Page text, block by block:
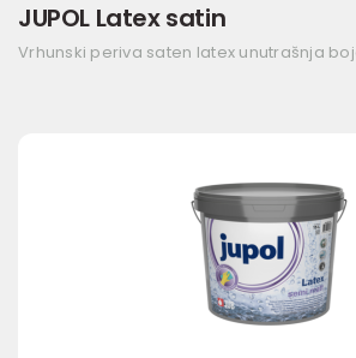
JUPOL Latex satin
Vrhunski periva saten latex unutrašnja